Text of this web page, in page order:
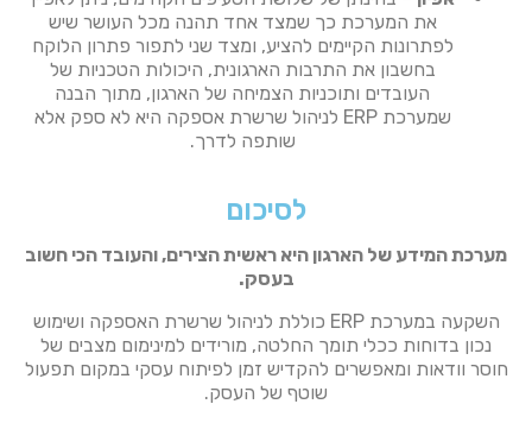
את המערכת כך שמצד אחד תהנה מכל העושר שיש
לפתרונות הקיימים להציע, ומצד שני לתפור פתרון הלוקח
בחשבון את התרבות הארגונית, היכולות הטכניות של
העובדים ותוכניות הצמיחה של הארגון, מתוך הבנה
שמערכת ERP לניהול שרשרת אספקה היא לא ספק אלא
שותפה לדרך.
לסיכום
מערכת המידע של הארגון היא ראשית הצירים, והעובד הכי חשוב
בעסק.
השקעה במערכת ERP כוללת לניהול שרשרת האספקה ושימוש
נכון בדוחות ככלי תומך החלטה, מורידים למינימום מצבים של
חוסר וודאות ומאפשרים להקדיש זמן לפיתוח עסקי במקום תפעול
שוטף של העסק.